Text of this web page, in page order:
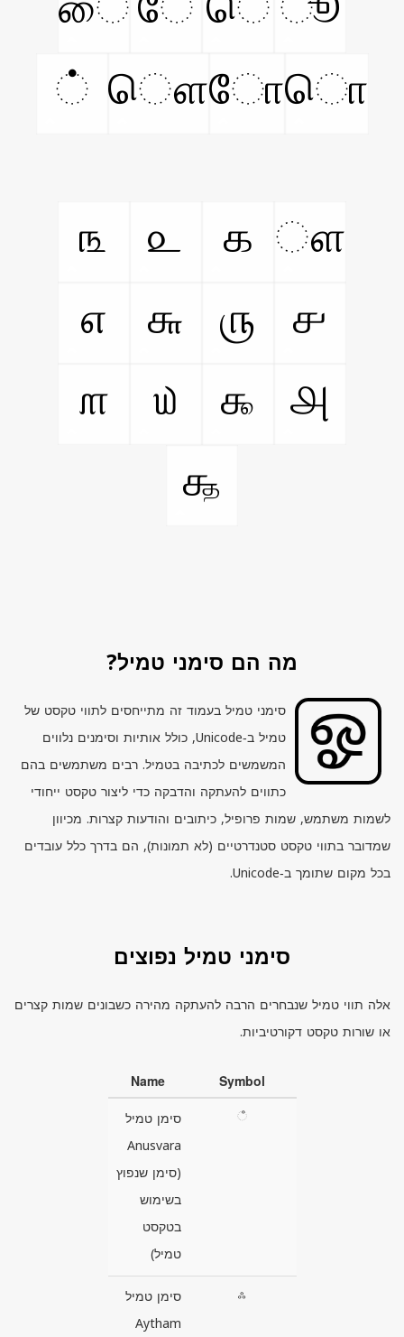
ொ
ோ
ௌ
்
ௗ
௧
௨
௩
௪
௫
௬
௭
௮
௯
௰
௱
௲
מה הם סימני טמיל?
סימני טמיל בעמוד זה מתייחסים לתווי טקסט של
טמיל ב‑Unicode, כולל אותיות וסימנים נלווים
המשמשים לכתיבה בטמיל. רבים משתמשים בהם
כתווים להעתקה והדבקה כדי ליצור טקסט ייחודי
לשמות משתמש, שמות פרופיל, כיתובים והודעות קצרות. מכיוון
שמדובר בתווי טקסט סטנדרטיים (לא תמונות), הם בדרך כלל עובדים
בכל מקום שתומך ב‑Unicode.
סימני טמיל נפוצים
אלה תווי טמיל שנבחרים הרבה להעתקה מהירה כשבונים שמות קצרים
או שורות טקסט דקורטיביות.
Symbol
Name
ஂ
סימן טמיל
Anusvara
(סימן שנפוץ
בשימוש
בטקסט
טמיל)
ஃ
סימן טמיל
Aytham